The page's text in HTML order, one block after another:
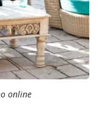
online